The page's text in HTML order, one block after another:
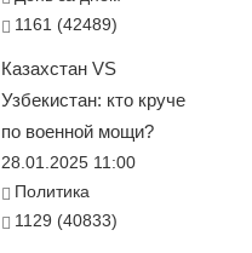
1161 (42489)
Казахстан VS
Узбекистан: кто круче
по военной мощи?
28.01.2025 11:00
Политика
1129 (40833)